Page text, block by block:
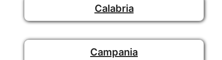
Calabria
Campania